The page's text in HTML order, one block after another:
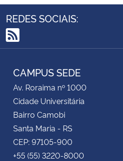
REDES SOCIAIS:
RSS
CAMPUS SEDE
Av. Roraima nº 1000
Cidade Universitária
Bairro Camobi
Santa Maria - RS
CEP: 97105-900
+55 (55) 3220-8000